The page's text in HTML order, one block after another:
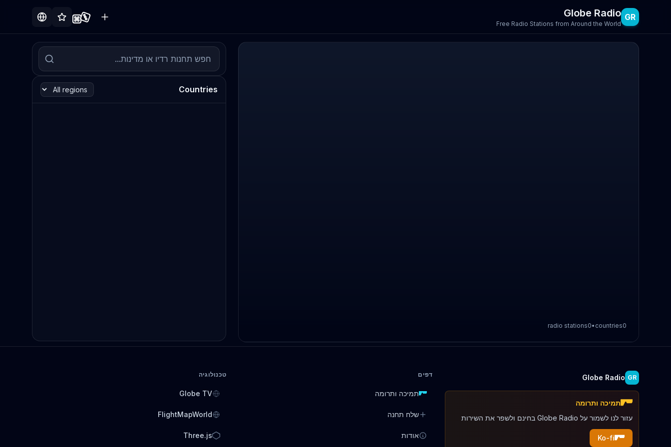
GR
Globe Radio
Free Radio Stations from Around the World
0
countries
•
0
radio stations
Countries
GR
Globe Radio
תמיכה ותרומה
עזור לנו לשמור על Globe Radio בחינם ולשפר את השירות
Ko-fi
דפים
תמיכה ותרומה
שלח תחנה
אודות
טכנולוגיה
Globe TV
FlightMapWorld
Three.js